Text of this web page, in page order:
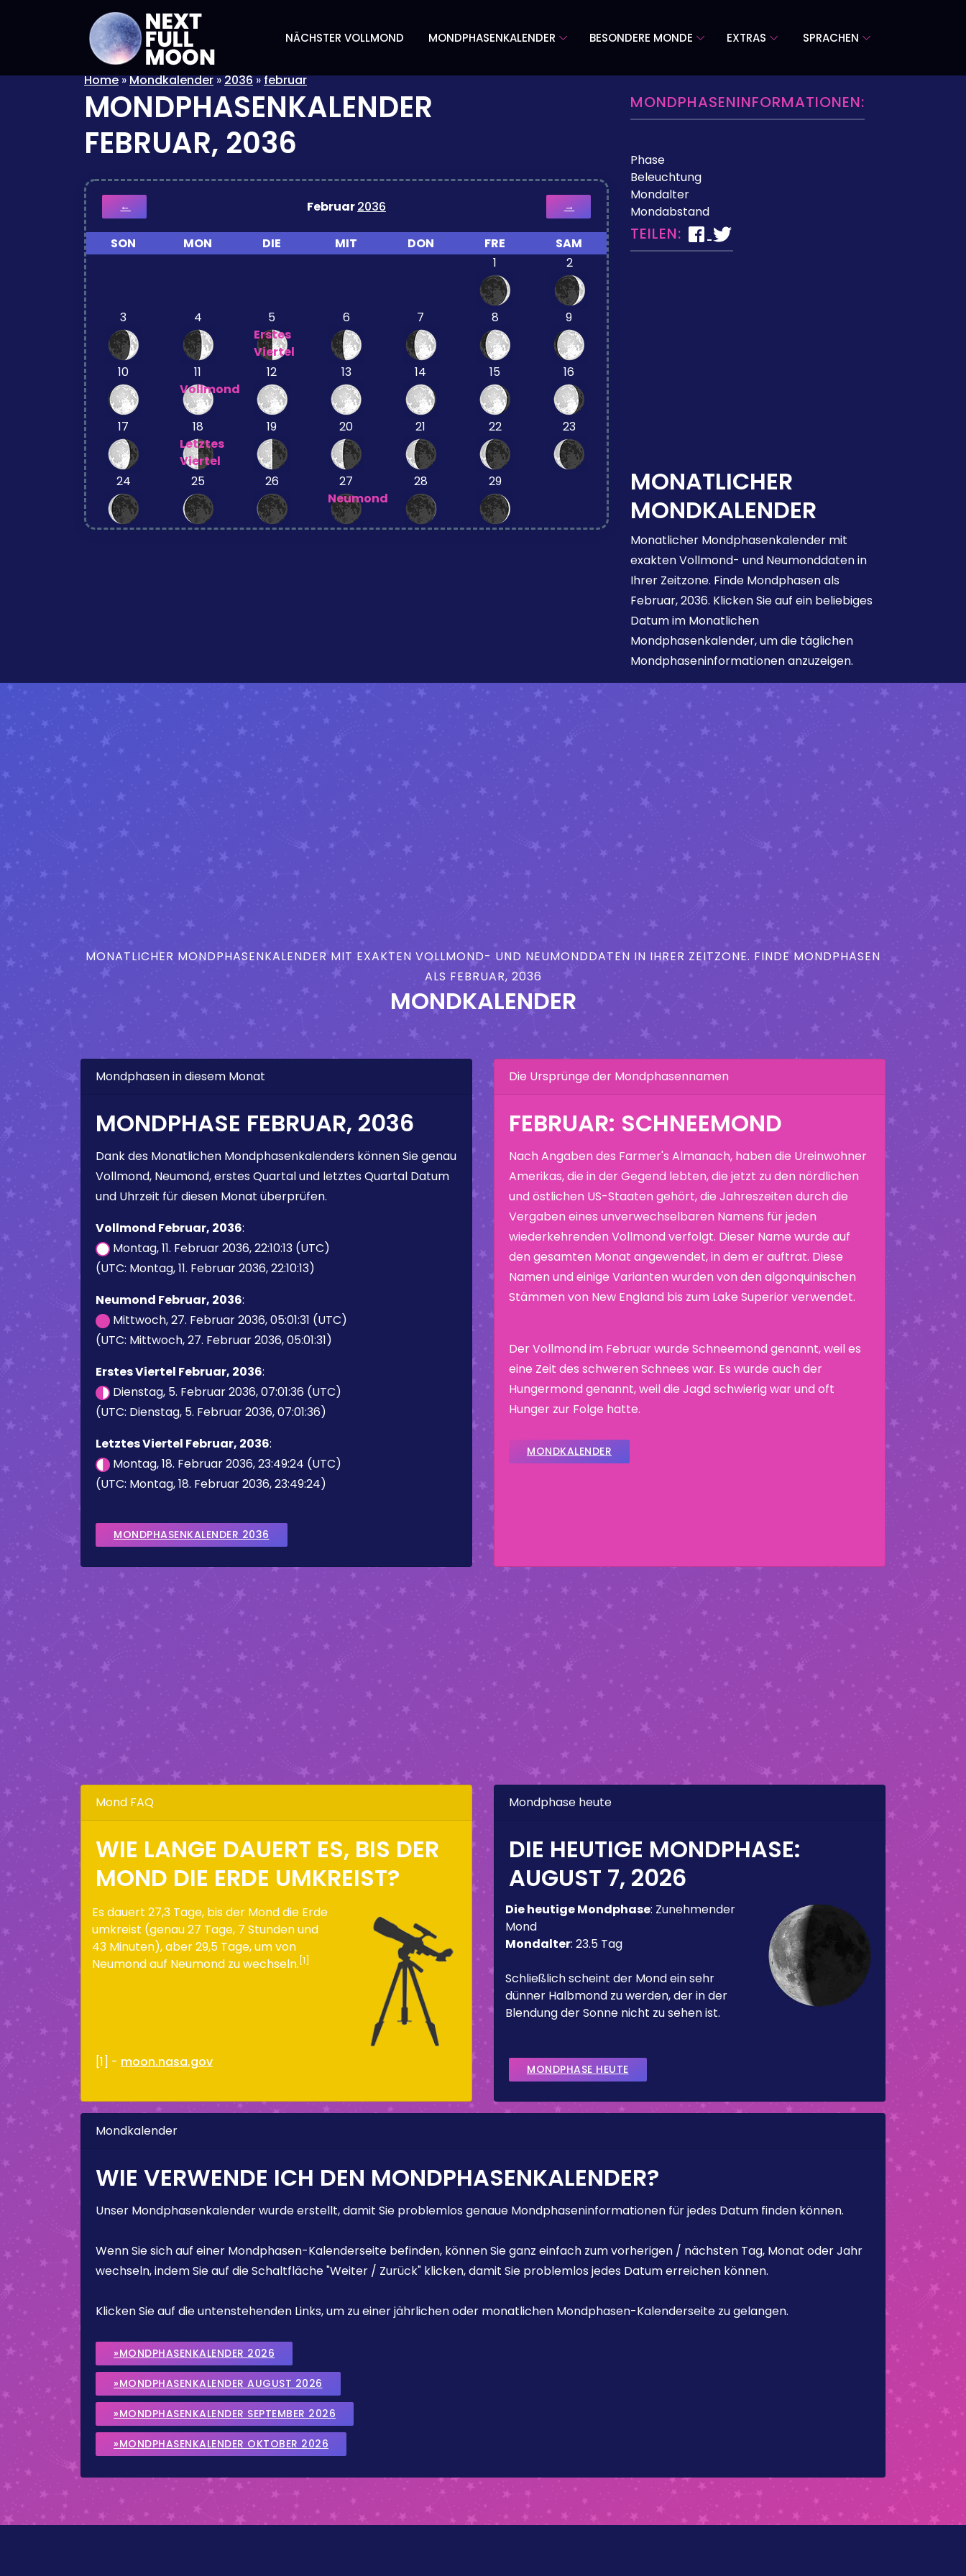
NÄCHSTER VOLLMOND MONDPHASENKALENDER BESONDERE MONDE EXTRAS SPRACHEN
Home»Mondkalender»2036»februar
MONDPHASENKALENDER
FEBRUAR, 2036
← Februar2036 →
SON MON DIE MIT DON FRE
SAM
1
2
3 4
5
Erstes
Viertel
6 7 8 9
10
11
Vollmond
12 13 14 15 16
17
18
Letztes
Viertel
19 20 21 22 23
24 25 26
27
Neumond
28 29
MONDPHASENINFORMATIONEN:
Phase
Beleuchtung
Mondalter
Mondabstand
TEILEN:
MONATLICHER
MONDKALENDER
Monatlicher Mondphasenkalender mit
exakten Vollmond- und Neumonddaten in
Ihrer Zeitzone. Finde Mondphasen als
Februar, 2036. Klicken Sie auf ein beliebiges
Datum im Monatlichen
Mondphasenkalender, um die täglichen
Mondphaseninformationen anzuzeigen.
MONATLICHER MONDPHASENKALENDER MIT EXAKTEN VOLLMOND- UND NEUMONDDATEN IN IHRER ZEITZONE. FINDE MONDPHASEN
ALS FEBRUAR, 2036
MONDKALENDER
Mondphasen in diesem Monat
MONDPHASE FEBRUAR, 2036
Dank des Monatlichen Mondphasenkalenders können Sie genau
Vollmond, Neumond, erstes Quartal und letztes Quartal Datum
und Uhrzeit für diesen Monat überprüfen.
Vollmond Februar, 2036:
Montag, 11. Februar 2036, 22:10:13 (UTC)
(UTC: Montag, 11. Februar 2036, 22:10:13)
Neumond Februar, 2036:
Mittwoch, 27. Februar 2036, 05:01:31 (UTC)
(UTC: Mittwoch, 27. Februar 2036, 05:01:31)
Erstes Viertel Februar, 2036:
Dienstag, 5. Februar 2036, 07:01:36 (UTC)
(UTC: Dienstag, 5. Februar 2036, 07:01:36)
Letztes Viertel Februar, 2036:
Montag, 18. Februar 2036, 23:49:24 (UTC)
(UTC: Montag, 18. Februar 2036, 23:49:24)
MONDPHASENKALENDER 2036
Die Ursprünge der Mondphasennamen
FEBRUAR: SCHNEEMOND
Nach Angaben des Farmer's Almanach, haben die Ureinwohner
Amerikas, die in der Gegend lebten, die jetzt zu den nördlichen
und östlichen US-Staaten gehört, die Jahreszeiten durch die
Vergaben eines unverwechselbaren Namens für jeden
wiederkehrenden Vollmond verfolgt. Dieser Name wurde auf
den gesamten Monat angewendet, in dem er auftrat. Diese
Namen und einige Varianten wurden von den algonquinischen
Stämmen von New England bis zum Lake Superior verwendet.
Der Vollmond im Februar wurde Schneemond genannt, weil es
eine Zeit des schweren Schnees war. Es wurde auch der
Hungermond genannt, weil die Jagd schwierig war und oft
Hunger zur Folge hatte.
MONDKALENDER
Mond FAQ
WIE LANGE DAUERT ES, BIS DER
MOND DIE ERDE UMKREIST?
Es dauert 27,3 Tage, bis der Mond die Erde
umkreist (genau 27 Tage, 7 Stunden und
43 Minuten), aber 29,5 Tage, um von
Neumond auf Neumond zu wechseln. [1]
[1] - moon.nasa.gov
Mondphase heute
DIE HEUTIGE MONDPHASE:
AUGUST 7, 2026
Die heutige Mondphase: Zunehmender
Mond
Mondalter: 23.5 Tag
Schließlich scheint der Mond ein sehr
dünner Halbmond zu werden, der in der
Blendung der Sonne nicht zu sehen ist.
MONDPHASE HEUTE
Mondkalender
WIE VERWENDE ICH DEN MONDPHASENKALENDER?
Unser Mondphasenkalender wurde erstellt, damit Sie problemlos genaue Mondphaseninformationen für jedes Datum finden können.
Wenn Sie sich auf einer Mondphasen-Kalenderseite befinden, können Sie ganz einfach zum vorherigen / nächsten Tag, Monat oder Jahr
wechseln, indem Sie auf die Schaltfläche "Weiter / Zurück" klicken, damit Sie problemlos jedes Datum erreichen können.
Klicken Sie auf die untenstehenden Links, um zu einer jährlichen oder monatlichen Mondphasen-Kalenderseite zu gelangen.
»MONDPHASENKALENDER 2026
»MONDPHASENKALENDER AUGUST 2026
»MONDPHASENKALENDER SEPTEMBER 2026
»MONDPHASENKALENDER OKTOBER 2026